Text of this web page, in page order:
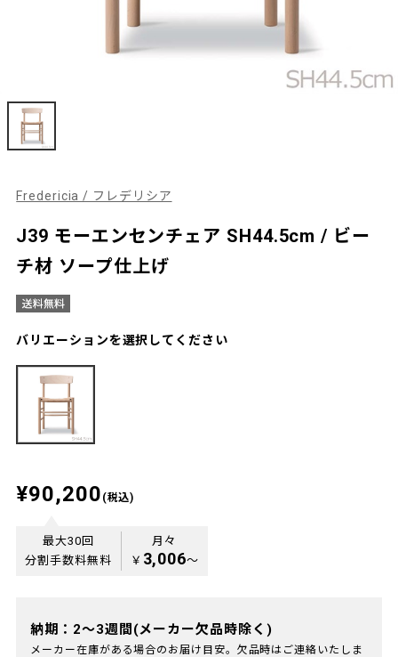
Fredericia / フレデリシア
J39 モーエンセンチェア SH44.5cm / ビー
チ材 ソープ仕上げ
バリエーションを選択してください
¥90,200 (税込)
最大30回
分割手数料無料
月々
￥ 3,006〜
納期：2～3週間(メーカー欠品時除く)
メーカー在庫がある場合のお届け目安。欠品時はご連絡いたしま